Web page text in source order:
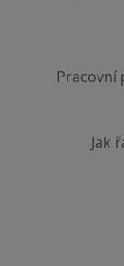
Pracovní
Jak